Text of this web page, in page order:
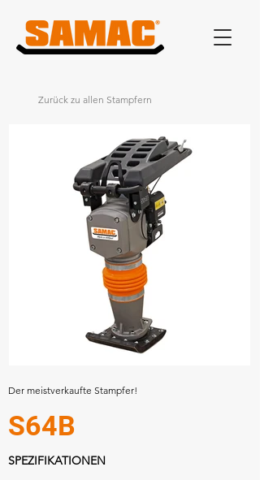
Zurück zu allen Stampfern
Der meistverkaufte Stampfer!
S64B
SPEZIFIKATIONEN